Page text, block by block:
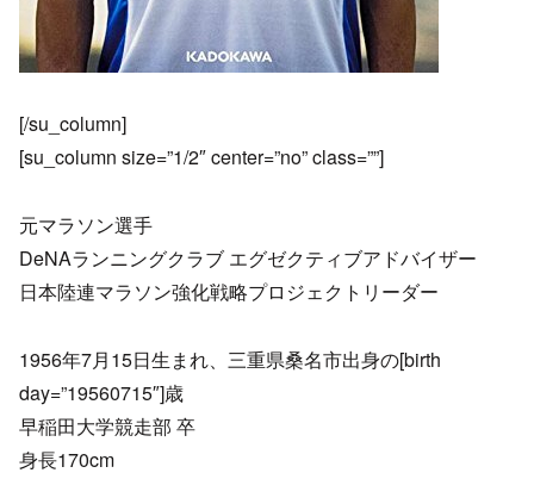
[/su_column]
[su_column size=”1/2″ center=”no” class=””]
元マラソン選手
DeNAランニングクラブ エグゼクティブアドバイザー
日本陸連マラソン強化戦略プロジェクトリーダー
1956年7月15日生まれ、三重県桑名市出身の[birth
day=”19560715″]歳
早稲田大学競走部 卒
身長170cm